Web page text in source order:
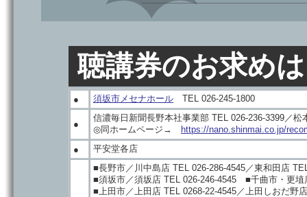
聴講券のお求めは
● 須坂市メセナホール TEL 026-245-1800
●
信濃毎日新聞長野本社事業部 TEL 026-236-3399／松
◎同ホームページ→
https://nano.shinmai.co.jp/
●
平安堂各店
■長野市／川中島店 TEL 026-286-4545／東和田店
■須坂市／須坂店 TEL 026-246-4545 ■千曲市・更埴
■上田市／上田店 TEL 0268-22-4545／上田しおだ野